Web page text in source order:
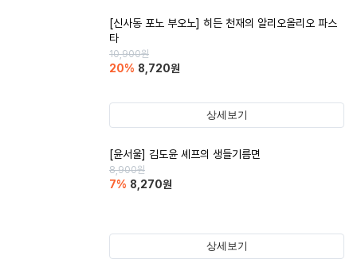
[신사동 포노 부오노] 히든 천재의 알리오올리오 파스
타
10,900원
20% 8,720원
상세보기
[윤서울] 김도윤 셰프의 생들기름면
8,900원
7% 8,270원
상세보기